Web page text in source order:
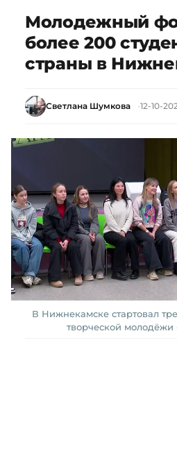
Молодежный
более 200
страны в
Светлана Шумкова 12-10-
В Нижнекамске стартовал
творческой молодёжи